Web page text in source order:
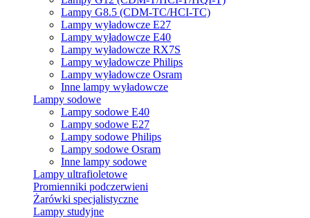
Lampy G8.5 (CDM-TC/HCI-TC)
Lampy wyładowcze E27
Lampy wyładowcze E40
Lampy wyładowcze RX7S
Lampy wyładowcze Philips
Lampy wyładowcze Osram
Inne lampy wyładowcze
Lampy sodowe
Lampy sodowe E40
Lampy sodowe E27
Lampy sodowe Philips
Lampy sodowe Osram
Inne lampy sodowe
Lampy ultrafioletowe
Promienniki podczerwieni
Żarówki specjalistyczne
Lampy studyjne